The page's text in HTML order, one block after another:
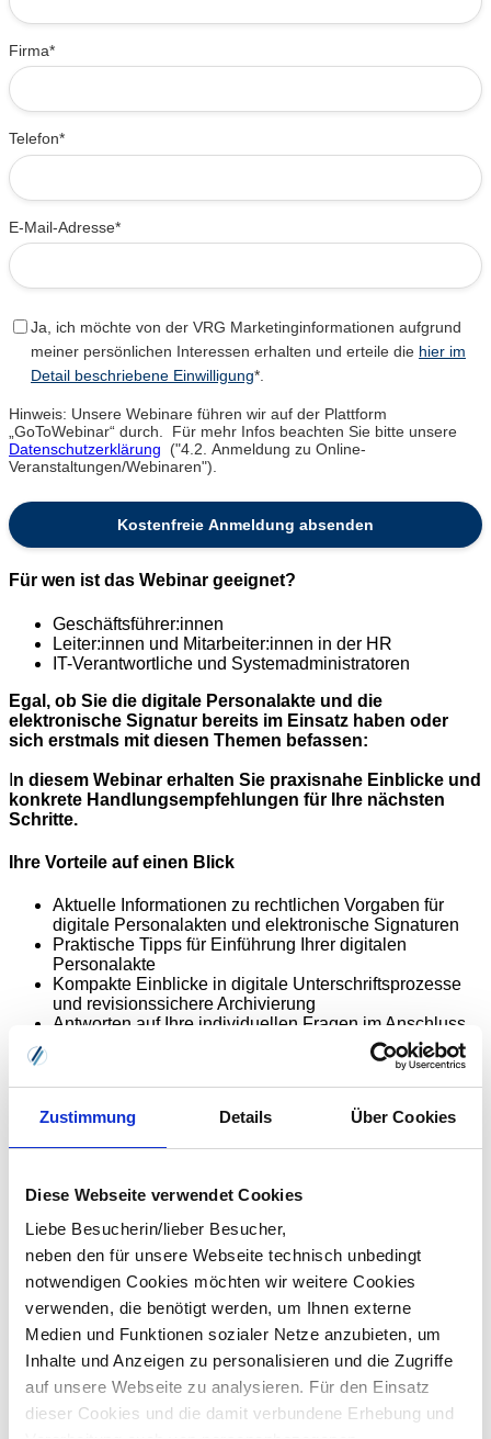
Zustimmung Details Über Cookies
Diese Webseite verwendet Cookies
Liebe Besucherin/lieber Besucher,
neben den für unsere Webseite technisch unbedingt
notwendigen Cookies möchten wir weitere Cookies
verwenden, die benötigt werden, um Ihnen externe
Medien und Funktionen sozialer Netze anzubieten, um
Inhalte und Anzeigen zu personalisieren und die Zugriffe
auf unsere Webseite zu analysieren. Für den Einsatz
dieser Cookies und die damit verbundene Erhebung und
Firma*
Telefon*
E-Mail-Adresse*
Ja, ich möchte von der VRG Marketinginformationen aufgrund
meiner persönlichen Interessen erhalten und erteile die hier im
Detail beschriebene Einwilligung*.
Hinweis: Unsere Webinare führen wir auf der Plattform
„GoToWebinar“ durch. Für mehr Infos beachten Sie bitte unsere
Datenschutzerklärung ("4.2. Anmeldung zu Online-
Veranstaltungen/Webinaren").
Für wen ist das Webinar geeignet?
Geschäftsführer:innen
Leiter:innen und Mitarbeiter:innen in der HR
IT-Verantwortliche und Systemadministratoren
Egal, ob Sie die digitale Personalakte und die
elektronische Signatur bereits im Einsatz haben oder
sich erstmals mit diesen Themen befassen:
n diesem Webinar erhalten Sie praxisnahe Einblicke und
konkrete Handlungsempfehlungen für Ihre nächsten
Schritte.
Ihre Vorteile auf einen Blick
Aktuelle Informationen zu rechtlichen Vorgaben für
digitale Personalakten und elektronische Signaturen
Praktische Tipps für Einführung Ihrer digitalen
Personalakte
Kompakte Einblicke in digitale Unterschriftsprozesse
und revisionssichere Archivierung
Antworten auf Ihre individuellen Fragen im Anschluss
klare Dokumentenstruktur.“
Ihr Referent
Mathias Lücht
Berater für ECM-Lösungen
VRG
Mathias Lücht begleitet seit 20 Jahren Unternehmen bei der
Auswahl und Einführung von ECM-Lösungen. Er kennt die
gesetzlichen Vorgaben ebenso gut wie die praktischen
Anforderungen im Arbeitsalltag.
Im Webinar zeigt er konkret, wie digitale Prozesse rund um
die Digitale Personalakte und die eSignatur funktionieren